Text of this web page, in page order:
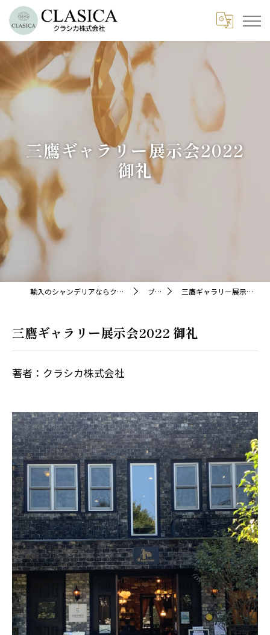
三鷹ギャラリー展示会2022
御礼
輸入のシャンデリアならクラシカ株式会社 ブログ 三鷹ギャラリー展示会2022 御礼
三鷹ギャラリー展示会2022 御礼
著者：クラシカ株式会社